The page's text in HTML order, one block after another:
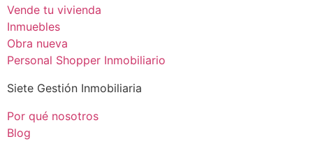
Siete Gestión Inmobiliaria
Por qué nosotros
Blog
Vende tu vivienda
Inmuebles
Obra nueva
Personal Shopper Inmobiliario